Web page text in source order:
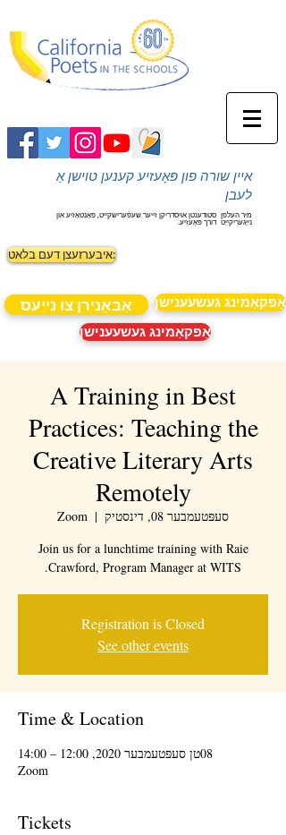
איין שורה פון פּאָעזיע קענען טוישן אַ
לעבן
מיר העלפן סטודענטן אויסדריקן זייער שעפֿערישקייט, פאַנטאַזיע און
נייַגעריקייַט דורך פּאָעזיע.
איבערזעצן דעם בלאט:
אַבאָנירן צו נייַעס
אַפּקאַמינג געשעענישן
אַפּקאַמינג געשעענישן
A Training in Best
Practices: Teaching the
Creative Literary Arts
Remotely
סעפּטעמבער 08, דינסטיק
  |
Zoom
Join us for a lunchtime training with Raie
Crawford, Program Manager at WITS.
Registration is Closed
See other events
Time & Location
08טן סעפּטעמבער 2020, 12:00 – 14:00
Zoom
Tickets